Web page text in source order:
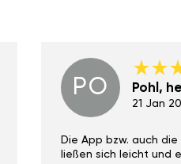
PO Pohl,
21 Jan
Die App bzw. auch
ließen sich leicht und